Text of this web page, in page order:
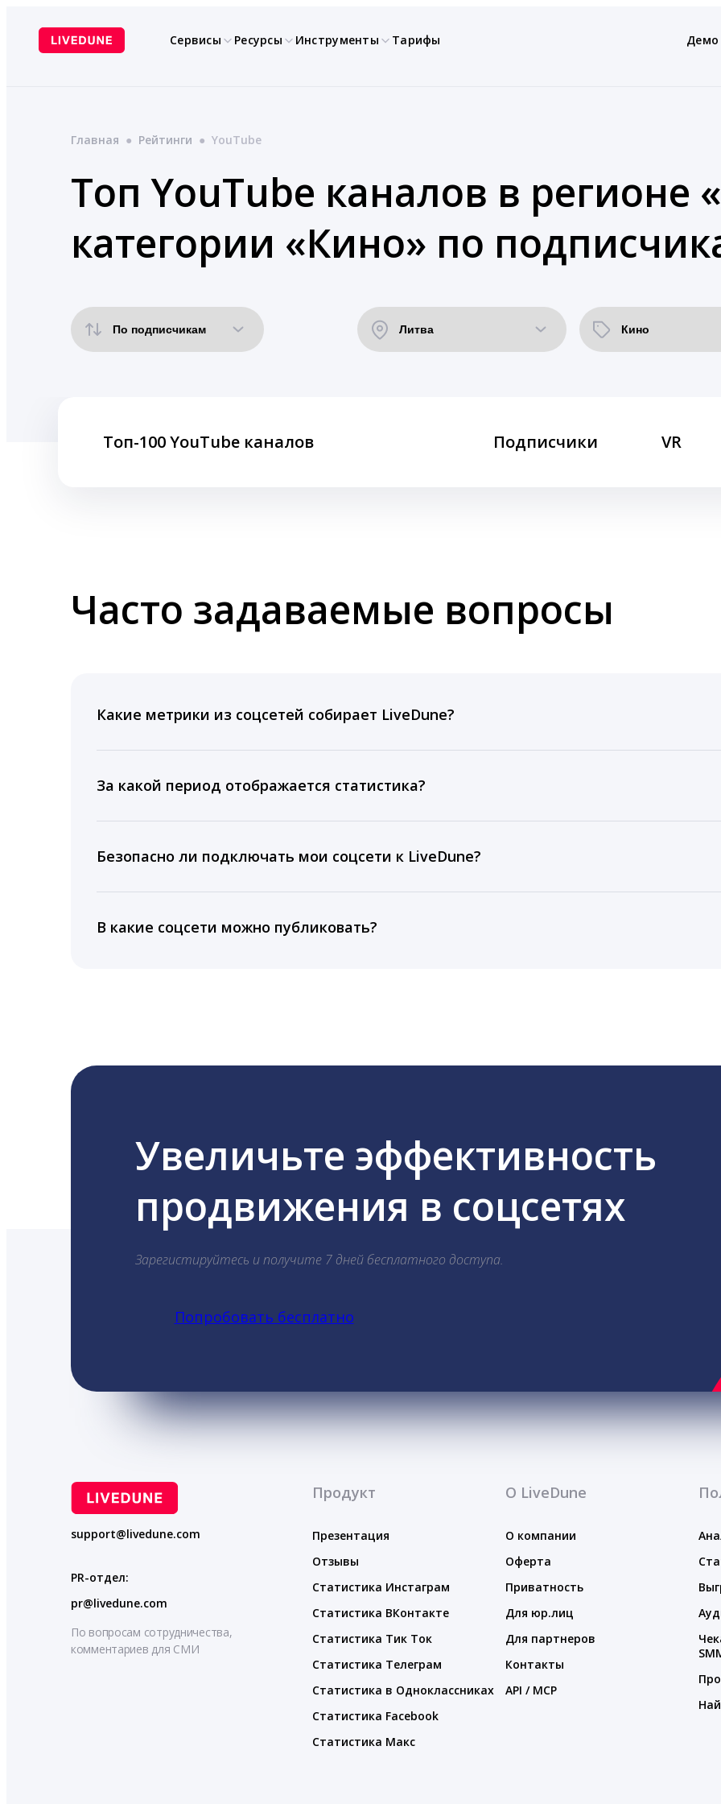
содержимому
Сервисы Ресурсы Инструменты Тарифы Демо
Главная ● Рейтинги ● YouTube
Топ YouTube каналов в регионе
категории «Кино» по
Топ-100 YouTube каналов Подписчики VR
Часто задаваемые вопросы
Какие метрики из соцсетей собирает LiveDune?
время для публикации, показываем лучшие посты и присылаем автоматические отчеты с
За какой период отображается статистика?
подключении тарифа Блогер. При оплате тарифа Бизнес отображаются сведения за 3 года, а
5 лет.
Безопасно ли подключать мои соцсети к LiveDune?
информацию третьим лицам.
В какие соцсети можно публиковать?
Увеличьте эффективность
продвижения в соцсетях
Зарегистируйтесь и получите 7 дней бесплатного доступа.
Попробовать бесплатно
support@livedune.com
PR-отдел:
pr@livedune.com
По вопросам сотрудничества,
комментариев для СМИ
Продукт
Презентация
Отзывы
Статистика Инстаграм
Статистика ВКонтакте
Статистика Тик Ток
Статистика Телеграм
Статистика в Одноклассниках
Статистика Facebook
Статистика Макс
О LiveDune
О компании
Оферта
Приватность
Для юр.лиц
Для партнеров
Контакты
API / MCP